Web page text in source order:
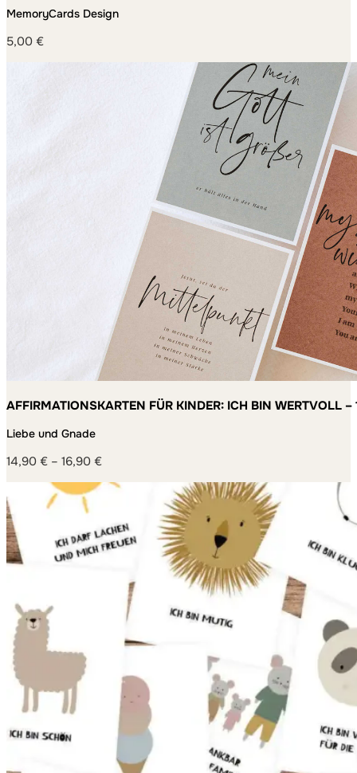
MemoryCards Design
5,00 €
AFFIRMATIONSKARTEN FÜR KINDER: ICH BIN WERTVOLL
Liebe und Gnade
14,90 € – 16,90 €
14,90 €
16,90 €